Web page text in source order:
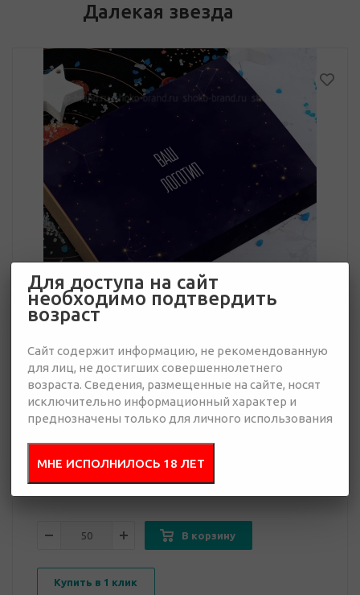
Далекая звезда
2 370 руб.
Много
запрос
В корзину
Купить в 1 клик
Для доступа на сайт
необходимо подтвердить
возраст
Сайт содержит информацию, не рекомендованную
для лиц, не достигших совершеннолетнего
возраста. Сведения, размещенные на сайте, носят
исключительно информационный характер и
преднозначены только для личного использования
МНЕ ИСПОЛНИЛОСЬ 18 ЛЕТ